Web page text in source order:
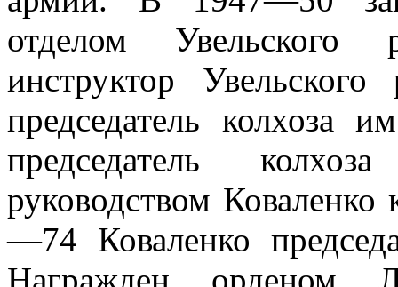
отделом
инструктор
председатель
председатель
руководством
—74 Коваленко